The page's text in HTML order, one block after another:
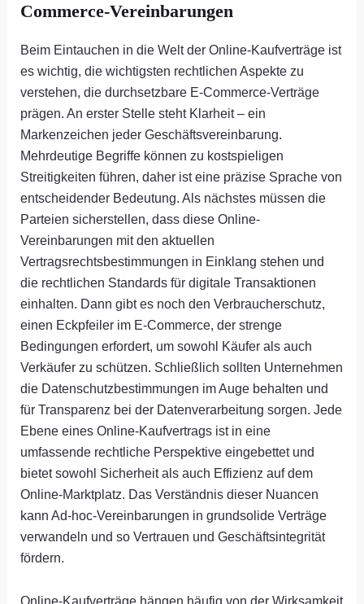
Commerce-Vereinbarungen
Beim Eintauchen in die Welt der Online-Kaufverträge ist
es wichtig, die wichtigsten rechtlichen Aspekte zu
verstehen, die durchsetzbare E-Commerce-Verträge
prägen. An erster Stelle steht Klarheit – ein
Markenzeichen jeder Geschäftsvereinbarung.
Mehrdeutige Begriffe können zu kostspieligen
Streitigkeiten führen, daher ist eine präzise Sprache von
entscheidender Bedeutung. Als nächstes müssen die
Parteien sicherstellen, dass diese Online-
Vereinbarungen mit den aktuellen
Vertragsrechtsbestimmungen in Einklang stehen und
die rechtlichen Standards für digitale Transaktionen
einhalten. Dann gibt es noch den Verbraucherschutz,
einen Eckpfeiler im E-Commerce, der strenge
Bedingungen erfordert, um sowohl Käufer als auch
Verkäufer zu schützen. Schließlich sollten Unternehmen
die Datenschutzbestimmungen im Auge behalten und
für Transparenz bei der Datenverarbeitung sorgen. Jede
Ebene eines Online-Kaufvertrags ist in eine
umfassende rechtliche Perspektive eingebettet und
bietet sowohl Sicherheit als auch Effizienz auf dem
Online-Marktplatz. Das Verständnis dieser Nuancen
kann Ad-hoc-Vereinbarungen in grundsolide Verträge
verwandeln und so Vertrauen und Geschäftsintegrität
fördern.
Online-Kaufverträge hängen häufig von der Wirksamkeit